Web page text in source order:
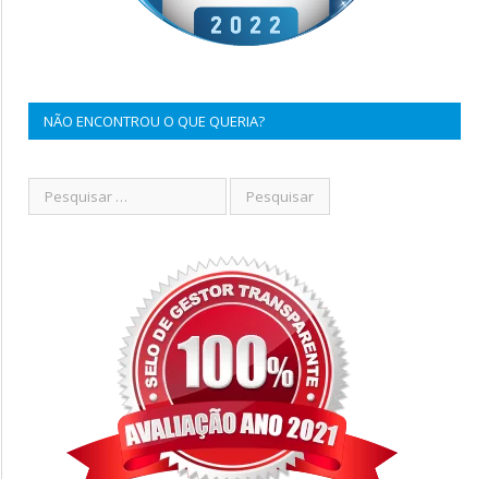
NÃO ENCONTROU O QUE QUERIA?